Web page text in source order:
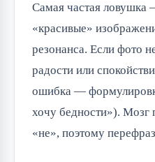
Самая частая
«красивые»
резонанса. Если фото
радости или
ошибка —
хочу бедности»). Мозг
«не», поэтому